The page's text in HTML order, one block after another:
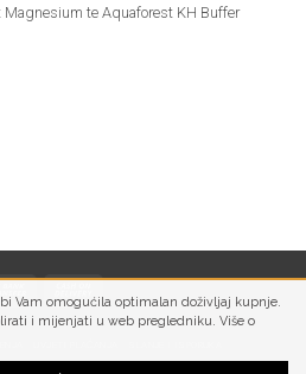
Vam omogućila optimalan doživljaj kupnje.
i mijenjati u web pregledniku. Više o
Magnesium te Aquaforest KH Buffer